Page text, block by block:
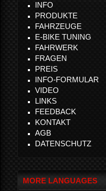
INFO
PRODUKTE
FAHRZEUGE
E-BIKE TUNING
FAHRWERK
FRAGEN
PREIS
INFO-FORMULAR
VIDEO
LINKS
FEEDBACK
KONTAKT
AGB
DATENSCHUTZ
MORE LANGUAGES